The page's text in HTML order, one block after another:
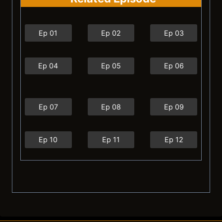
Ep 01 Ep 02 Ep 03
Ep 04 Ep 05 Ep 06
Ep 07 Ep 08 Ep 09
Ep 10 Ep 11 Ep 12